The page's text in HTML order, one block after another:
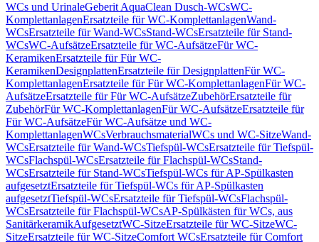
WCs und UrinaleGeberit AquaClean Dusch-WCsWC-
KomplettanlagenErsatzteile für WC-KomplettanlagenWand-
WCsErsatzteile für Wand-WCsStand-WCsErsatzteile für Stand-
WCsWC-AufsätzeErsatzteile für WC-AufsätzeFür WC-
KeramikenErsatzteile für Für WC-
KeramikenDesignplattenErsatzteile für DesignplattenFür WC-
KomplettanlagenErsatzteile für Für WC-KomplettanlagenFür WC-
AufsätzeErsatzteile für Für WC-AufsätzeZubehörErsatzteile für
ZubehörFür WC-KomplettanlagenFür WC-AufsätzeErsatzteile für
Für WC-AufsätzeFür WC-Aufsätze und WC-
KomplettanlagenWCsVerbrauchsmaterialWCs und WC-SitzeWand-
WCsErsatzteile für Wand-WCsTiefspül-WCsErsatzteile für Tiefspül-
WCsFlachspül-WCsErsatzteile für Flachspül-WCsStand-
WCsErsatzteile für Stand-WCsTiefspül-WCs für AP-Spülkasten
aufgesetztErsatzteile für Tiefspül-WCs für AP-Spülkasten
aufgesetztTiefspül-WCsErsatzteile für Tiefspül-WCsFlachspül-
WCsErsatzteile für Flachspül-WCsAP-Spülkästen für WCs, aus
SanitärkeramikAufgesetztWC-SitzeErsatzteile für WC-SitzeWC-
SitzeErsatzteile für WC-SitzeComfort WCsErsatzteile für Comfort